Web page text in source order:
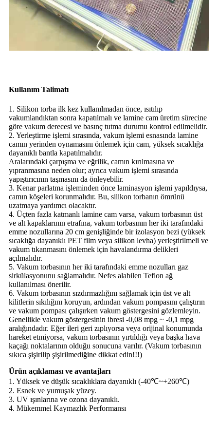
Kullanım Talimatı
1. Silikon torba ilk kez kullanılmadan önce, ısıtılıp
vakumlandıktan sonra kapatılmalı ve lamine cam üretim sürecine
göre vakum derecesi ve basınç tutma durumu kontrol edilmelidir.
2. Yerleştirme işlemi sırasında, vakum işlemi esnasında lamine
camın yerinden oynamasını önlemek için cam, yüksek sıcaklığa
dayanıklı bantla kapatılmalıdır.
Aralarındaki çarpışma ve eğrilik, camın kırılmasına ve
yıpranmasına neden olur; ayrıca vakum işlemi sırasında
yapıştırıcının taşmasını da önleyebilir.
3. Kenar parlatma işleminden önce laminasyon işlemi yapıldıysa,
camın köşeleri korunmalıdır. Bu, silikon torbanın ömrünü
uzatmaya yardımcı olacaktır.
4. Üçten fazla katmanlı lamine cam varsa, vakum torbasının üst
ve alt kapaklarının etrafına, vakum torbasının her iki tarafındaki
emme nozullarına 20 cm genişliğinde bir izolasyon bezi (yüksek
sıcaklığa dayanıklı PET film veya silikon levha) yerleştirilmeli ve
vakum tıkanmasını önlemek için havalandırma delikleri
açılmalıdır.
5. Vakum torbasının her iki tarafındaki emme nozulları gaz
sirkülasyonunu sağlamalıdır. Nefes alabilen Teflon ağ
kullanılması önerilir.
6. Vakum torbasının sızdırmazlığını sağlamak için üst ve alt
kilitlerin sıkılığını koruyun, ardından vakum pompasını çalıştırın
ve vakum pompası çalışırken vakum göstergesini gözlemleyin.
Genellikle vakum göstergesinin ibresi -0,08 mpg ~ -0,1 mpg
aralığındadır. Eğer ileri geri zıplıyorsa veya orijinal konumunda
hareket etmiyorsa, vakum torbasının yırtıldığı veya başka hava
kaçağı noktalarının olduğu sonucuna varılır. (Vakum torbasının
sıkıca şişirilip şişirilmediğine dikkat edin!!!)
Ürün açıklaması ve avantajları
1. Yüksek ve düşük sıcaklıklara dayanıklı (-40℃~+260℃)
2. Esnek ve yumuşak yüzey.
3. UV ışınlarına ve ozona dayanıklı.
4. Mükemmel Kaymazlık Performansı